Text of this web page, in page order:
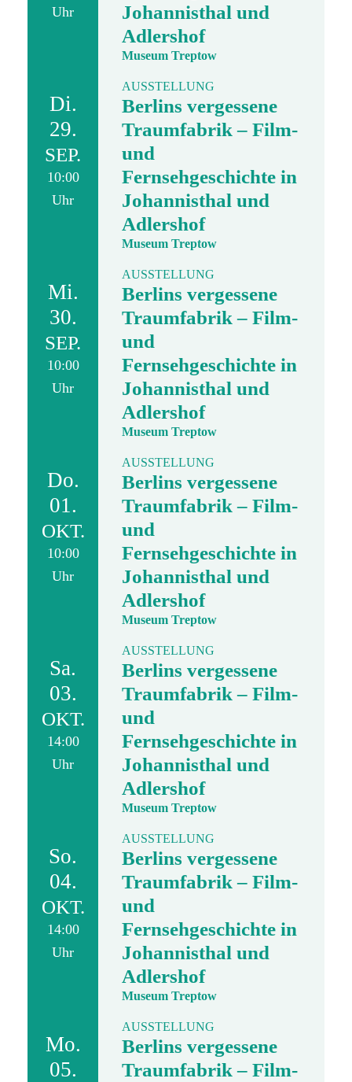
Uhr
Johannisthal und
Adlershof
Museum Treptow
Di.
29.
SEP.
10:00
Uhr
AUSSTELLUNG
Berlins vergessene
Traumfabrik – Film-
und
Fernsehgeschichte in
Johannisthal und
Adlershof
Museum Treptow
Mi.
30.
SEP.
10:00
Uhr
AUSSTELLUNG
Berlins vergessene
Traumfabrik – Film-
und
Fernsehgeschichte in
Johannisthal und
Adlershof
Museum Treptow
Do.
01.
OKT.
10:00
Uhr
AUSSTELLUNG
Berlins vergessene
Traumfabrik – Film-
und
Fernsehgeschichte in
Johannisthal und
Adlershof
Museum Treptow
Sa.
03.
OKT.
14:00
Uhr
AUSSTELLUNG
Berlins vergessene
Traumfabrik – Film-
und
Fernsehgeschichte in
Johannisthal und
Adlershof
Museum Treptow
So.
04.
OKT.
14:00
Uhr
AUSSTELLUNG
Berlins vergessene
Traumfabrik – Film-
und
Fernsehgeschichte in
Johannisthal und
Adlershof
Museum Treptow
Mo.
05.
AUSSTELLUNG
Berlins vergessene
Traumfabrik – Film-